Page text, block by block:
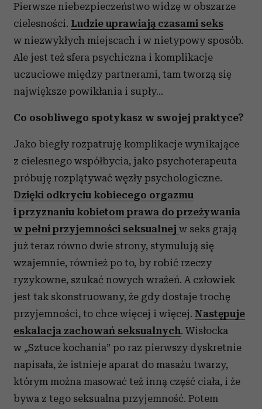
Pierwsze niebezpieczeństwo widzę w obszarze
cielesności. Ludzie uprawiają czasami seks
w niezwykłych miejscach i w nietypowy sposób.
Ale jest też sfera psychiczna i komplikacje
uczuciowe między partnerami, tam tworzą się
największe powikłania i supły...
Co osobliwego spotykasz w swojej praktyce?
Jako biegły rozpatruję komplikacje wynikające
z cielesnego współbycia, jako psychoterapeuta
próbuję rozplątywać węzły psychologiczne.
Dzięki odkryciu kobiecego orgazmu
i przyznaniu kobietom prawa do przeżywania
w pełni przyjemności seksualnej w seks grają
już teraz równo dwie strony, stymulują się
wzajemnie, również po to, by robić rzeczy
ryzykowne, szukać nowych wrażeń. A człowiek
jest tak skonstruowany, że gdy dostaje trochę
przyjemności, to chce więcej i więcej. Następuje
eskalacja zachowań seksualnych. Wisłocka
w „Sztuce kochania” po raz pierwszy dyskretnie
napisała, że istnieje aparat do masażu twarzy,
którym można masować też inną część ciała, i że
bywa z tego seksualna przyjemność. Potem